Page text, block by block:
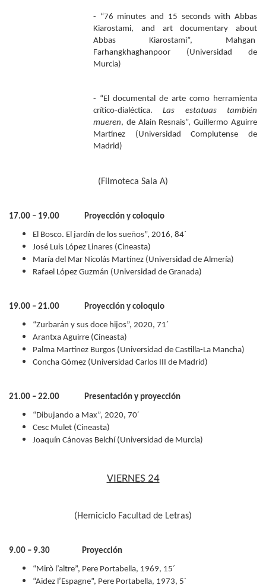
- “76 minutes and 15 seconds with Abbas
Kiarostami, and art documentary about
Abbas Kiarostami”, Mahgan
Farhangkhaghanpoor (Universidad de
Murcia)
- “El documental de arte como herramienta
crítico-dialéctica.Las estatuas también
mueren, de Alain Resnais”, Guillermo Aguirre
Martínez (Universidad Complutense de
Madrid)
(Filmoteca Sala A)
17.00 – 19.00 Proyección y coloquio
El Bosco. El jardín de los sueños”, 2016, 84´
José Luis López Linares (Cineasta)
María del Mar Nicolás Martínez (Universidad de Almería)
Rafael López Guzmán (Universidad de Granada)
19.00 – 21.00 Proyección y coloquio
“Zurbarán y sus doce hijos”, 2020, 71´
Arantxa Aguirre (Cineasta)
Palma Martínez Burgos (Universidad de Castilla-La Mancha)
Concha Gómez (Universidad Carlos III de Madrid)
21.00 – 22.00 Presentación y proyección
“Dibujando a Max”, 2020, 70´
Cesc Mulet (Cineasta)
Joaquín Cánovas Belchí (Universidad de Murcia)
VIERNES 24
(Hemiciclo Facultad de Letras)
9.00 – 9.30 Proyección
“Mirò l’altre”, Pere Portabella, 1969, 15´
“Aidez l’Espagne”, Pere Portabella, 1973, 5´